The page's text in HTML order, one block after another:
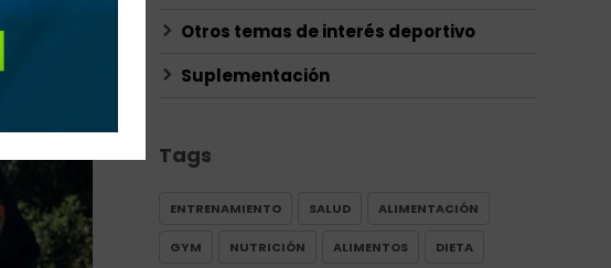
Otros temas de interés deportivo
Suplementación
Tags
ENTRENAMIENTO SALUD ALIMENTACIÓN
GYM NUTRICIÓN ALIMENTOS DIETA